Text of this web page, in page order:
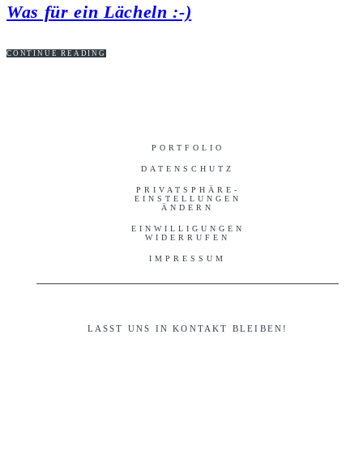
Was für ein Lächeln :-)
CONTINUE READING
PORTFOLIO
DATENSCHUTZ
PRIVATSPHÄRE-
EINSTELLUNGEN
ÄNDERN
EINWILLIGUNGEN
WIDERRUFEN
IMPRESSUM
LASST UNS IN KONTAKT BLEIBEN!